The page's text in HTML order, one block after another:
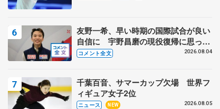
友野一希、早い時期の国際試合が良い
自信に 宇野昌磨の現役復帰に思って
いること 【アジアンオープントロフ
コメント全文 2026.08.04
千葉百音、サマーカップ欠場 世界フ
ィギュア女子2位
ニュース NEW 2026.08.05